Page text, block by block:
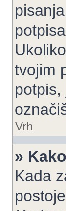
tvojim
Vrh
»
Kada